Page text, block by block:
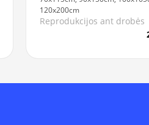
120x200cm
Reprodukcijos ant drobės